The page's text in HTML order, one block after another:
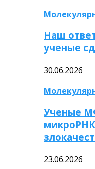
Наш
ученые
30.06.2026
Ученые
23.06.2026